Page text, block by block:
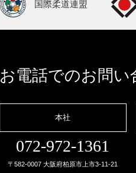
国際柔道連盟
お電話でのお問い
本社
072-972-1361
〒582-0007 大阪府柏原市上市3-11-21